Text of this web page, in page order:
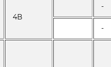
4B
-
-